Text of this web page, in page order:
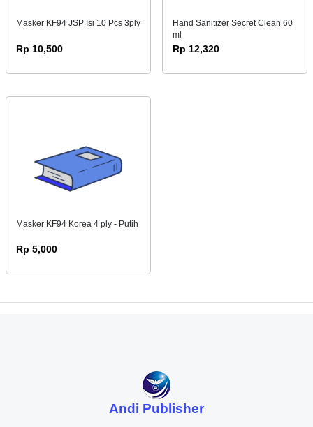
Masker KF94 JSP Isi 10 Pcs 3ply
Rp 10,500
Hand Sanitizer Secret Clean 60
ml
Rp 12,320
Masker KF94 Korea 4 ply - Putih
Rp 5,000
Andi Publisher